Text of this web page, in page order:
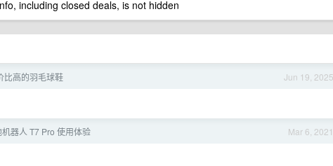
including closed deals, is not hidden
Jun 19, 2025
比高的羽毛球鞋
Mar 6, 2021
器人 T7 Pro 使用体验